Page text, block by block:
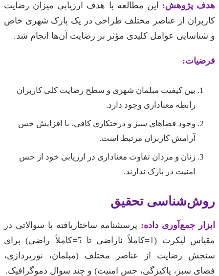
هدف پژوهش: این مطالعه با هدف ارزیابی میزان رضایت
کاربران از عناصر مختلف طراحی در یک پارک شهری خاص
و شناسایی عوامل کلیدی مؤثر بر رضایت آن‌ها انجام شد.
فرضیات:
بین کیفیت مبلمان شهری و سطح رضایت کلی کاربران
رابطه معناداری وجود دارد.
وجود فضاهای سبز و درختکاری کافی، با افزایش حس
آرامش کاربران مرتبط است.
زنان و مردان تفاوت معناداری در ارزیابی خود از حس
امنیت در پارک ندارند.
روش‌شناسی تحقیق
ابزار جمع‌آوری داده: پرسشنامه ساختاریافته با سوالاتی در
مقیاس لیکرت (1=کاملاً ناراضی تا 5=کاملاً راضی) برای
سنجش رضایت از عناصر مختلف (مبلمان، نورپردازی،
فضای سبز، پاکیزگی، حس امنیت) و چند سوال دموگرافیک.